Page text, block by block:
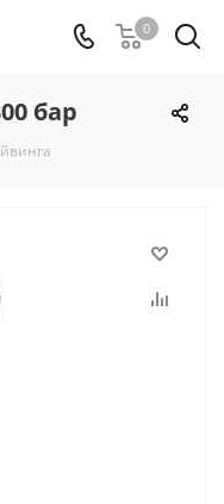
0
бар